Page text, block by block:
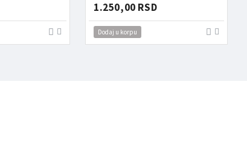
1.250,00 RSD
Dodaj u korpu